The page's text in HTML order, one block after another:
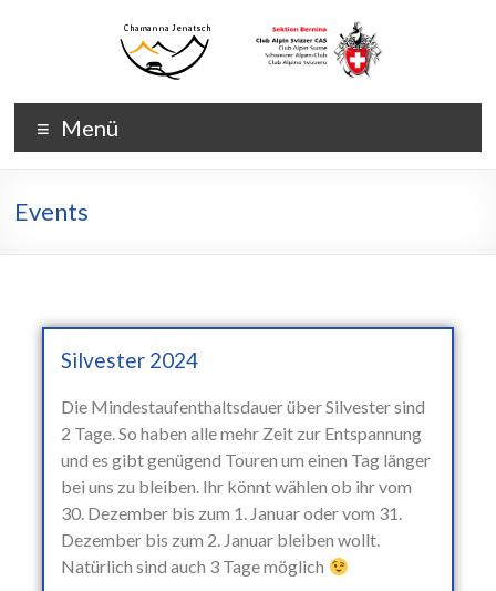
Menü
Events
Silvester 2024
Die Mindestaufenthaltsdauer über Silvester sind
2 Tage. So haben alle mehr Zeit zur Entspannung
und es gibt genügend Touren um einen Tag länger
bei uns zu bleiben. Ihr könnt wählen ob ihr vom
30. Dezember bis zum 1. Januar oder vom 31.
Dezember bis zum 2. Januar bleiben wollt.
Natürlich sind auch 3 Tage möglich